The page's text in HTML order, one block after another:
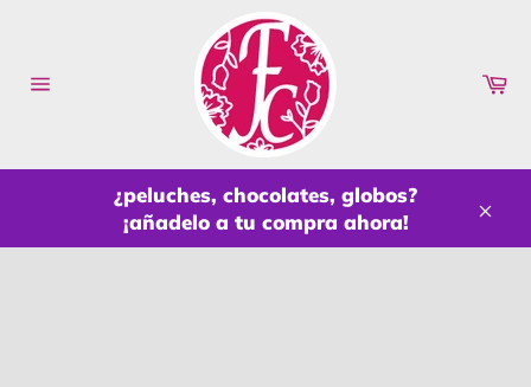
contenido
¿peluches, chocolates, globos?
¡añadelo a tu compra ahora!